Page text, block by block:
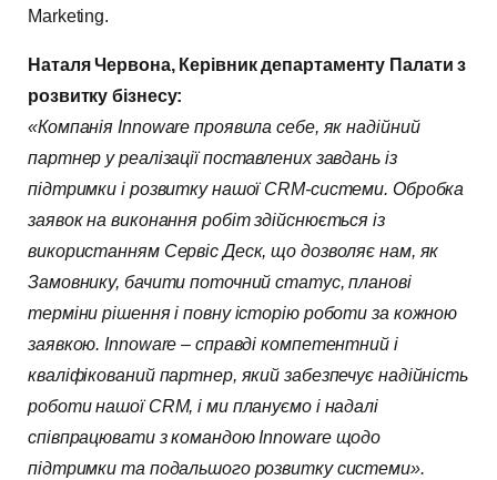
Marketing.
Наталя Червона, Керівник департаменту Палати з
розвитку бізнесу:
«Компанія Innoware проявила себе, як надійний
партнер у реалізації поставлених завдань із
підтримки і розвитку нашої СRM-системи. Обробка
заявок на виконання робіт здійснюється із
використанням Сервіс Деск, що дозволяє нам, як
Замовнику, бачити поточний статус, планові
терміни рішення і повну історію роботи за кожною
заявкою. Innoware – справді компетентний і
кваліфікований партнер, який забезпечує надійність
роботи нашої СRM, і ми плануємо і надалі
співпрацювати з командою Innoware щодо
підтримки та подальшого розвитку системи».